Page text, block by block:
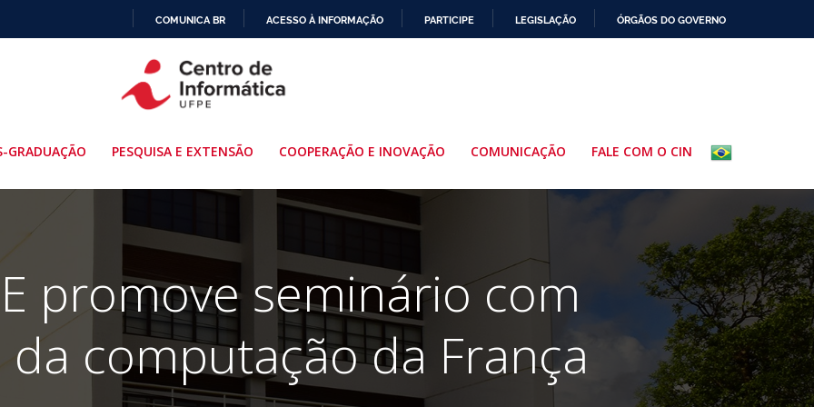
PARA
O
COMUNICA BR ACESSO À INFORMAÇÃO PARTICIPE LEGISLAÇÃO ÓRGÃOS DO GOVERNO
GRADUAÇÃO PESQUISA E EXTENSÃO COOPERAÇÃO E INOVAÇÃO COMUNICAÇÃO FALE COM O CIN
promove seminário com
computação da França